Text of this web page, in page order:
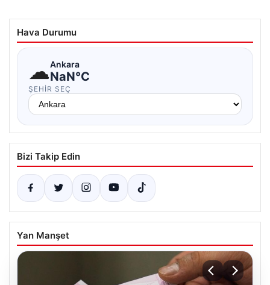
Hava Durumu
☁Ankara
NaN°C
ŞEHIR SEÇ
Bizi Takip Edin
Yan Manşet